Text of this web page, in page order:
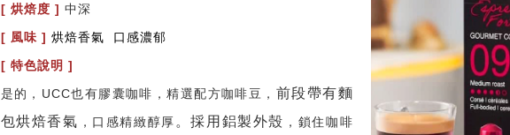
[ 烘焙度 ] 中深
[ 風味 ] 烘焙香氣 口感濃郁
[ 特色說明 ]
是的，UCC也有膠囊咖啡，精選配方咖啡豆， 前段帶有麵
包烘焙香氣 ，口感精緻醇厚 。採用鋁製外殼 ，鎖住咖啡